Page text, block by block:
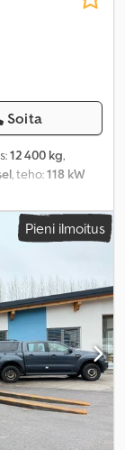
Soita
12 400 kg,
, teho:118 kW
kg, väri:
diesel,
Pieni ilmoitus